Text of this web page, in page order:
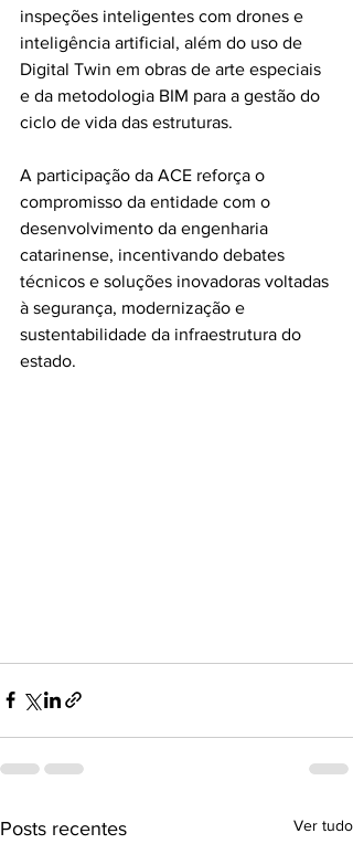
inspeções inteligentes com drones e
inteligência artificial, além do uso de
Digital Twin em obras de arte especiais
e da metodologia BIM para a gestão do
ciclo de vida das estruturas.
A participação da ACE reforça o
compromisso da entidade com o
desenvolvimento da engenharia
catarinense, incentivando debates
técnicos e soluções inovadoras voltadas
à segurança, modernização e
sustentabilidade da infraestrutura do
estado.
Posts recentes Ver tudo